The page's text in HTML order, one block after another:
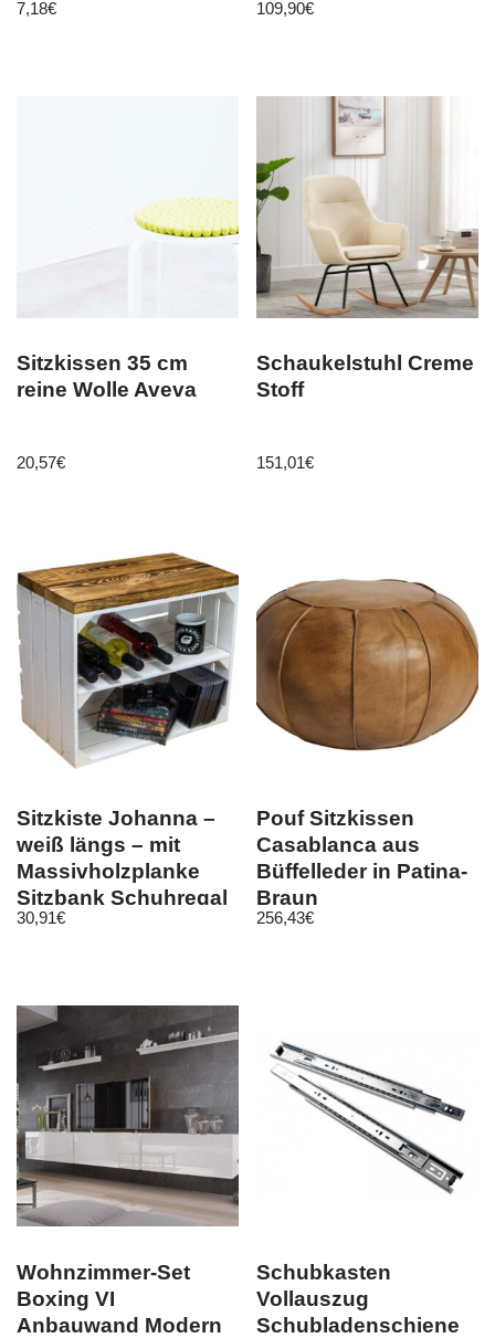
Souvenir Germany
7,18€ 109,90€
Sitzkissen 35 cm
reine Wolle Aveva
20,57€
Schaukelstuhl Creme
Stoff
151,01€
Sitzkiste Johanna –
weiß längs – mit
Massivholzplanke
Sitzbank Schuhregal
Holzkist…
30,91€
Pouf Sitzkissen
Casablanca aus
Büffelleder in Patina-
Braun
256,43€
Wohnzimmer-Set
Boxing VI
Anbauwand Modern
Schubkasten
Vollauszug
Schubladenschiene